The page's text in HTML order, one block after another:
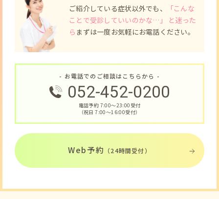
ご紹介している症状以外でも、
「こんな
ことで受診していいのかな…」 と迷った
ら まずは一度お気軽にお電話ください。
- お電話でのご相談はこちらから -
052-452-0200
電話予約 7:00〜23:00受付
（祝日 7:00〜16:00受付）
Web予約 （24時間受付）